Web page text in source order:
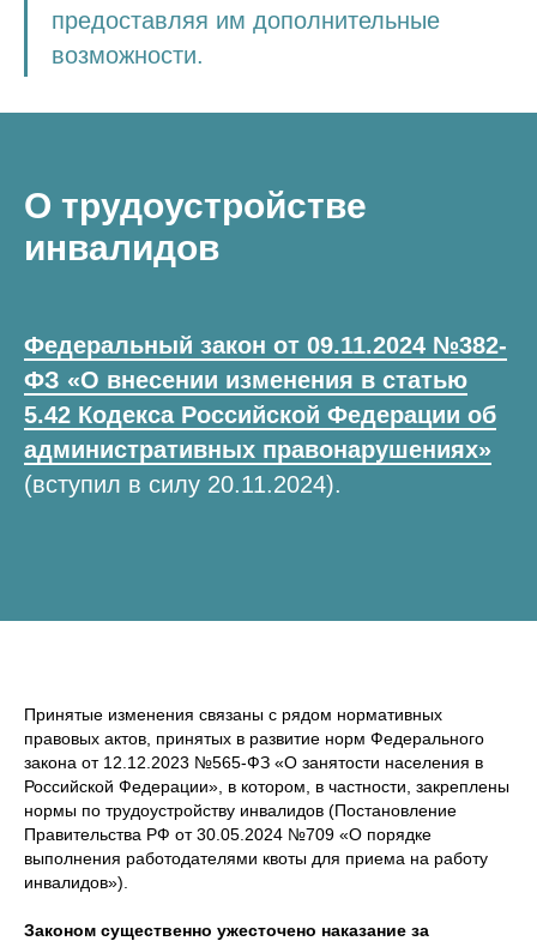
предоставляя им дополнительные
возможности.
О трудоустройстве
инвалидов
Федеральный закон от 09.11.2024 №382-
ФЗ «О внесении изменения в статью
5.42 Кодекса Российской Федерации об
административных правонарушениях»
(вступил в силу 20.11.2024).
Принятые изменения связаны с рядом нормативных
правовых актов, принятых в развитие норм Федерального
закона от 12.12.2023 №565-ФЗ «О занятости населения в
Российской Федерации», в котором, в частности, закреплены
нормы по трудоустройству инвалидов (Постановление
Правительства РФ от 30.05.2024 №709 «О порядке
выполнения работодателями квоты для приема на работу
инвалидов»).
Законом существенно ужесточено наказание за